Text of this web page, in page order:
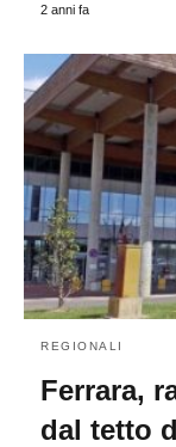
2 anni fa
REGIONALI
Ferrara,
dal tetto